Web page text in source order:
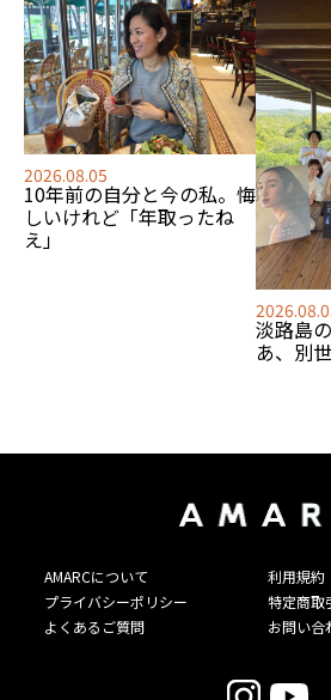
2026.08.05
10年前の自分と今の私。悔
しいけれど「年取ったね
え」
淡路島
あ、別
AMARCについて
利用規約
プライバシーポリシー
特定商取
よくあるご質問
お問い合